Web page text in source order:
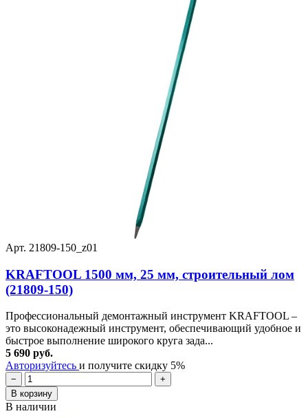
Арт. 21809-150_z01
KRAFTOOL 1500 мм, 25 мм, строительный лом
(21809-150)
Профессиональный демонтажный инструмент KRAFTOOL –
это высоконадежный инструмент, обеспечивающий удобное и
быстрое выполнение широкого круга зада...
5 690 руб.
Авторизуйтесь и получите скидку 5%
−
+
В корзину
В наличии